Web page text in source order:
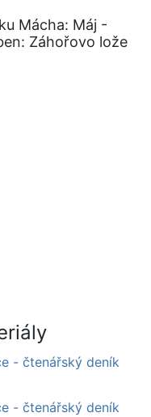
Mácha: Máj -
Záhořovo lože
- čtenářský deník
- čtenářský deník